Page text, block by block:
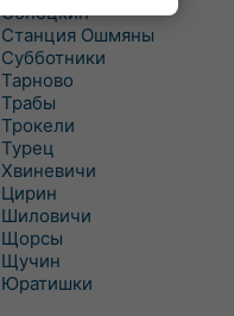
Сопоцкин
Станция Ошмяны
Субботники
Тарново
Трабы
Трокели
Турец
Хвиневичи
Цирин
Шиловичи
Щорсы
Щучин
Юратишки